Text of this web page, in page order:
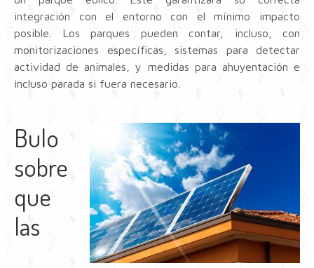
integración con el entorno con el mínimo impacto
posible. Los parques pueden contar, incluso, con
monitorizaciones específicas, sistemas para detectar
actividad de animales, y medidas para ahuyentación e
incluso parada si fuera necesario.
Bulo
sobre
que
las